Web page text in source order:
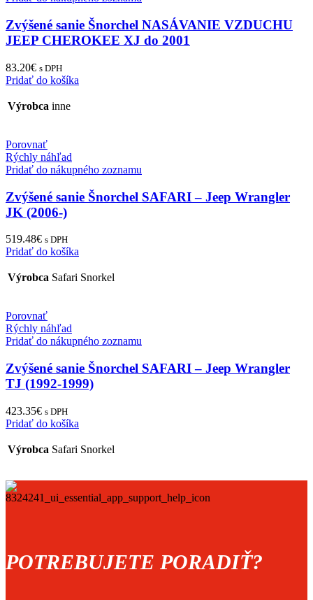
Zvýšené sanie Šnorchel NASÁVANIE VZDUCHU
JEEP CHEROKEE XJ do 2001
83.20€ s DPH
Pridať do košíka
Výrobca inne
Porovnať
Rýchly náhľad
Pridať do nákupného zoznamu
Zvýšené sanie Šnorchel SAFARI – Jeep Wrangler
JK (2006-)
519.48€ s DPH
Pridať do košíka
Výrobca Safari Snorkel
Porovnať
Rýchly náhľad
Pridať do nákupného zoznamu
Zvýšené sanie Šnorchel SAFARI – Jeep Wrangler
TJ (1992-1999)
423.35€ s DPH
Pridať do košíka
Výrobca Safari Snorkel
POTREBUJETE PORADIŤ?